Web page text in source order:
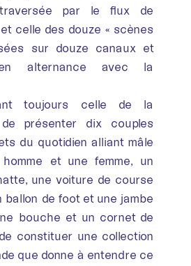
par le flux de
celle des douze « scènes
sur douze canaux et
en alternance avec la
toujours celle de la
présenter dix couples
du quotidien alliant mâle
et une femme, un
une voiture de course
ballon de foot et une jambe
bouche et un cornet de
constituer une collection
que donne à entendre ce